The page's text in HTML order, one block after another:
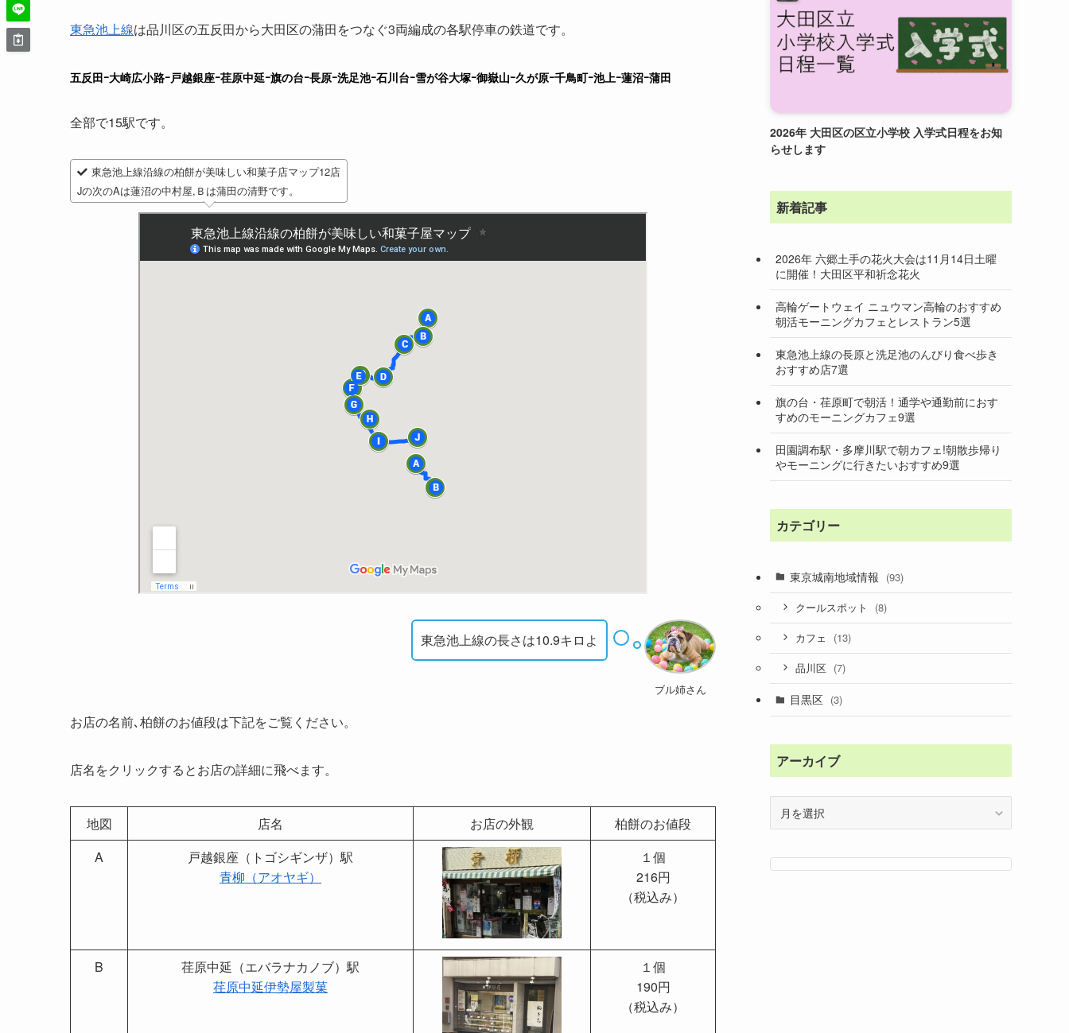
東急池上線は品川区の五反田から大田区の蒲田をつなぐ3両編成の各駅停車の鉄道です。
五反田ｰ大崎広小路ｰ戸越銀座ｰ荏原中延ｰ旗の台ｰ長原ｰ洗足池ｰ石川台ｰ雪が谷大塚ｰ御嶽山ｰ久が原ｰ千鳥町ｰ池上ｰ蓮沼ｰ蒲田
全部で15駅です。
東急池上線沿線の柏餅が美味しい和菓子店マップ12店
Jの次のAは蓮沼の中村屋,Ｂは蒲田の清野です。
ブル姉さん
東急池上線の長さは10.9キロよ
お店の名前､柏餅のお値段は下記をご覧ください。
店名をクリックするとお店の詳細に飛べます。
地図 店名 お店の外観
柏餅のお値段
A
戸越銀座（トゴシギンザ）駅
青柳（アオヤギ）
１個
216円
（税込み）
B
荏原中延（エバラナカノブ）駅
荏原中延伊勢屋製菓
１個
190円
（税込み）
2026年 大田区の区立小学校 入学式日程をお知
らせします
新着記事
2026年 六郷土手の花火大会は11月14日土曜
に開催！大田区平和祈念花火
高輪ゲートウェイ ニュウマン高輪のおすすめ
朝活モーニングカフェとレストラン5選
東急池上線の長原と洗足池のんびり食べ歩き
おすすめ店7選
旗の台・荏原町で朝活！通学や通勤前におす
すめのモーニングカフェ9選
田園調布駅・多摩川駅で朝カフェ!朝散歩帰り
やモーニングに行きたいおすすめ9選
カテゴリー
東京城南地域情報 (93)
クールスポット (8)
カフェ (13)
品川区 (7)
目黒区 (3)
アーカイブ
イ
ブ